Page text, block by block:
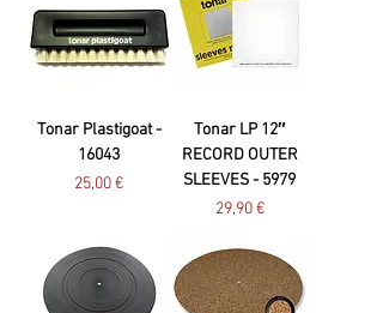
Tonar Plastigoat -
16043
Preço
25,00 €
Tonar LP 12″
RECORD OUTER
SLEEVES - 5979
Preço
29,90 €